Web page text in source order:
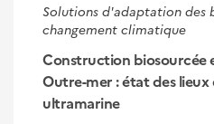
Solutions d'adaptation des
changement climatique
Construction biosourcée
Outre-mer : état des lieux
ultramarine